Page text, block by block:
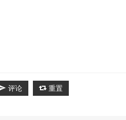
评论 重置